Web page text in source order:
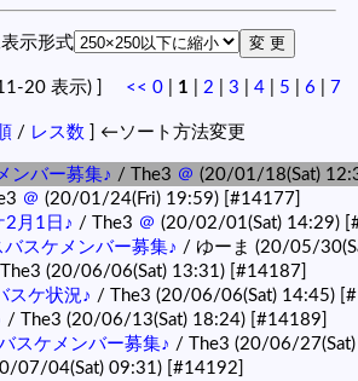
示形式
20 表示) ] << 0 1 2 3 4 5 6
7
/ レス数 ] ←ソート方法変更
ンバー募集♪ / The3 ＠ (20/01/18(Sat)
＠ (20/01/24(Fri) 19:59) [#14177]
2月1日♪ / The3 ＠ (20/02/01(Sat) 14:29)
スケメンバー募集♪ / ゆーま (20/05/
(20/06/06(Sat) 13:31) [#14187]
スケ状況♪ / The3 (20/06/06(Sat) 14:45)
/ The3 (20/06/13(Sat) 18:24) [#14189]
スケメンバー募集♪ / The3 (20/06/
07/04(Sat) 09:31) [#14192]